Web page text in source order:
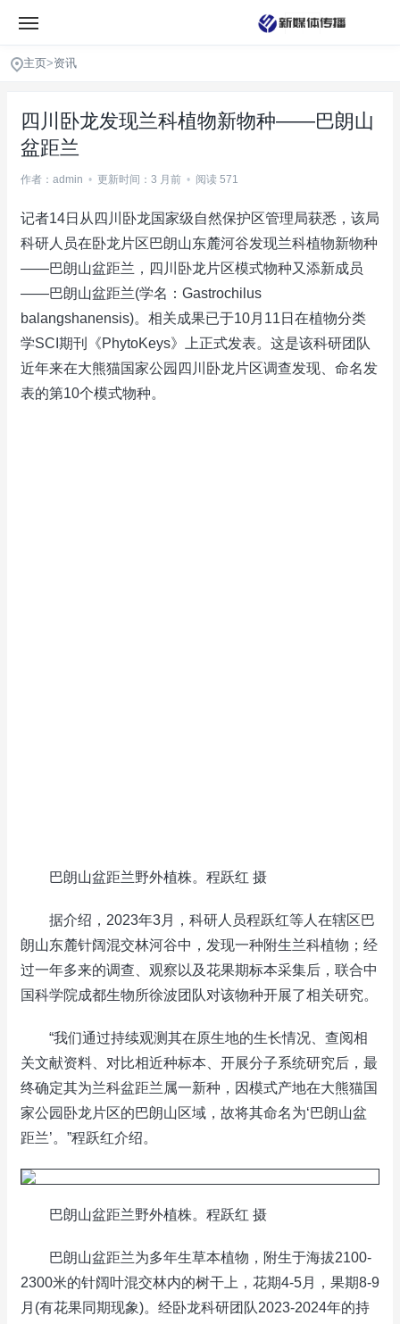
主页>资讯
四川卧龙发现兰科植物新物种——巴朗山
盆距兰
作者：admin • 更新时间：3 月前 • 阅读 571
记者14日从四川卧龙国家级自然保护区管理局获悉，该局
科研人员在卧龙片区巴朗山东麓河谷发现兰科植物新物种
——巴朗山盆距兰，四川卧龙片区模式物种又添新成员
——巴朗山盆距兰(学名：Gastrochilus
balangshanensis)。相关成果已于10月11日在植物分类
学SCI期刊《PhytoKeys》上正式发表。这是该科研团队
近年来在大熊猫国家公园四川卧龙片区调查发现、命名发
表的第10个模式物种。
巴朗山盆距兰野外植株。程跃红 摄
据介绍，2023年3月，科研人员程跃红等人在辖区巴
朗山东麓针阔混交林河谷中，发现一种附生兰科植物；经
过一年多来的调查、观察以及花果期标本采集后，联合中
国科学院成都生物所徐波团队对该物种开展了相关研究。
“我们通过持续观测其在原生地的生长情况、查阅相
关文献资料、对比相近种标本、开展分子系统研究后，最
终确定其为兰科盆距兰属一新种，因模式产地在大熊猫国
家公园卧龙片区的巴朗山区域，故将其命名为‘巴朗山盆
距兰’。”程跃红介绍。
巴朗山盆距兰野外植株。程跃红 摄
巴朗山盆距兰为多年生草本植物，附生于海拔2100-
2300米的针阔叶混交林内的树干上，花期4-5月，果期8-9
月(有花果同期现象)。经卧龙科研团队2023-2024年的持